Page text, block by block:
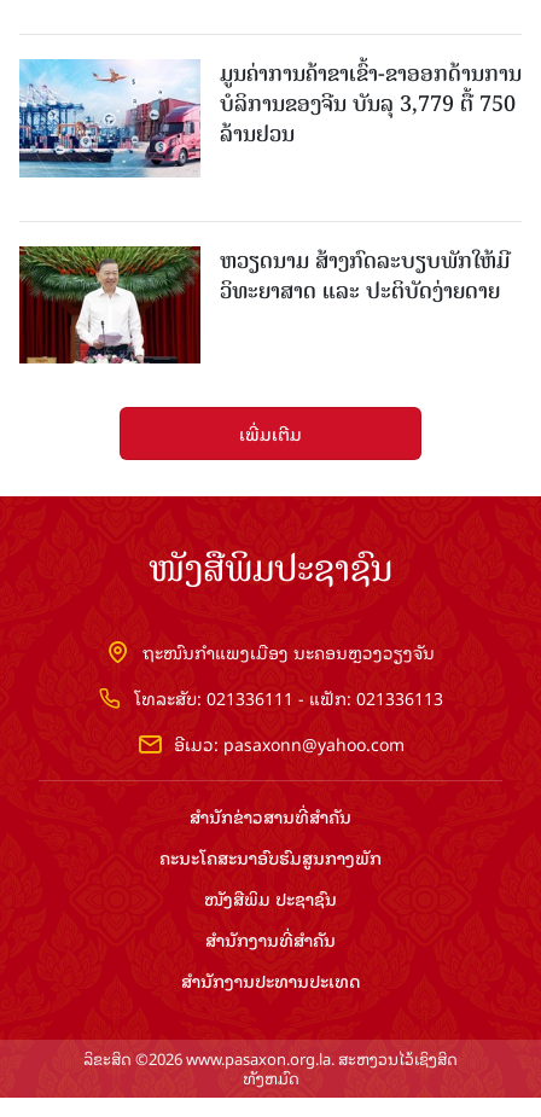
ມູນຄ່າການຄ້າຂາເຂົ້າ-ຂາອອກດ້ານການ
ບໍລິການຂອງຈີນ ບັນລຸ 3,779 ຕື້ 750
ລ້ານຢວນ
ຫວຽດນາມ ສ້າງກົດລະບຽບພັກໃຫ້ມີ
ວິທະຍາສາດ ແລະ ປະຕິບັດງ່າຍດາຍ
ເພີ່ມເຕີມ
ໜັງສືພິມປະຊາຊົນ
ຖະໜົນກຳແພງເມືອງ ນະຄອນຫຼວງວຽງຈັນ
ໂທລະສັບ: 021336111 - ແຟັກ: 021336113
ອີເມວ: pasaxonn@yahoo.com
ສຳ​ນັກ​ຂ່າວ​ສານ​ທີ່​ສຳ​ຄັນ​
ຄະນະໂຄສະນາອົບຮົມ​ສູນ​ກາງ​ພັກ
ໜັງສືພິມ ປະ​ຊາ​ຊົນ
ສຳ​ນັກ​ງານ​ທີ່​ສຳ​ຄັນ
ສຳ​ນັກ​ງານ​ປະ​ທານ​ປະ​ເທດ
ລິຂະສິດ ©2026 www.pasaxon.org.la. ສະຫງວນໄວ້ເຊິງສິດ
ທັງຫມົດ